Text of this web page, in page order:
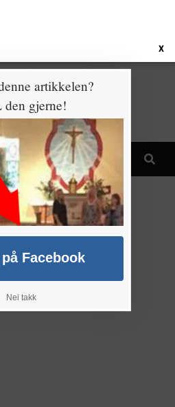
X
artikkelen?
den gjerne!
Facebook
Nei takk